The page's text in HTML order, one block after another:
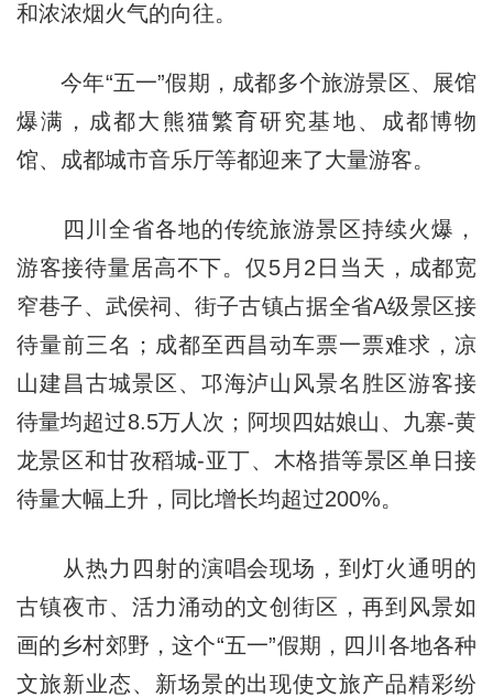
和浓浓烟火气的向往。
今年“五一”假期，成都多个旅游景区、展馆
爆满，成都大熊猫繁育研究基地、成都博物
馆、成都城市音乐厅等都迎来了大量游客。
四川全省各地的传统旅游景区持续火爆，
游客接待量居高不下。仅5月2日当天，成都宽
窄巷子、武侯祠、街子古镇占据全省A级景区接
待量前三名；成都至西昌动车票一票难求，凉
山建昌古城景区、邛海泸山风景名胜区游客接
待量均超过8.5万人次；阿坝四姑娘山、九寨-黄
龙景区和甘孜稻城-亚丁、木格措等景区单日接
待量大幅上升，同比增长均超过200%。
从热力四射的演唱会现场，到灯火通明的
古镇夜市、活力涌动的文创街区，再到风景如
画的乡村郊野，这个“五一”假期，四川各地各种
文旅新业态、新场景的出现使文旅产品精彩纷